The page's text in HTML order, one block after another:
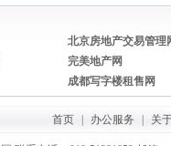
北京房地产交易管理
完美地产网
成都写字楼租售网
首页 办公服务 关